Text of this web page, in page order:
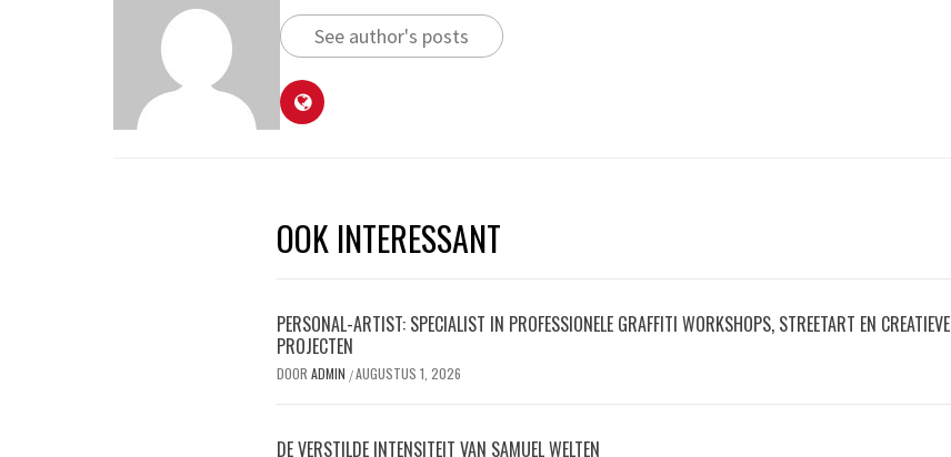
See author's posts
OOK INTERESSANT
PERSONAL-ARTIST: SPECIALIST IN PROFESSIONELE GRAFFITI WORKSHOPS, STREETART EN CREATIEVE
PROJECTEN
DOOR ADMIN /AUGUSTUS 1, 2026
DE VERSTILDE INTENSITEIT VAN SAMUEL WELTEN